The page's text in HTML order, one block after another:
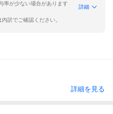
率が少ない場合があります
詳細
訳でご確認ください。
詳細を見る